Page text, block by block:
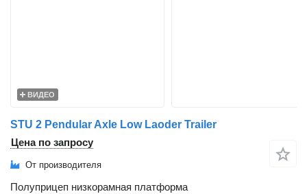
ВИДЕО
STU 2 Pendular Axle Low Laoder Trailer
Цена по запросу
От производителя
Полуприцеп низкорамная платформа